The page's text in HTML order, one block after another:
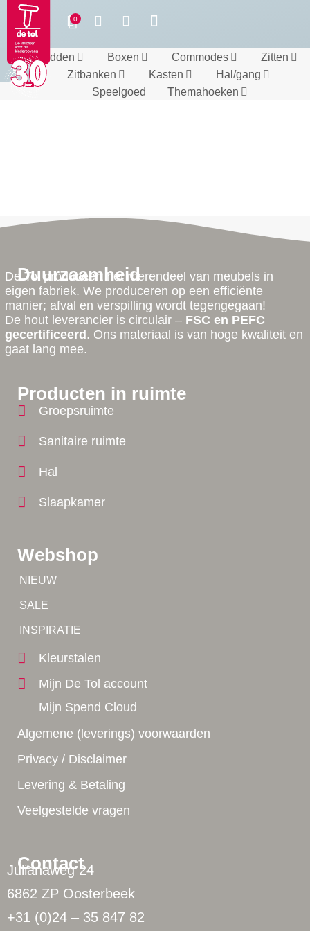
Bedden Boxen Commodes
Zitten
Zitbanken
Kasten
Hal/gang
Speelgoed
Themahoeken
Contact
Julianaweg 24
6862 ZP Oosterbeek
+31 (0)24 – 35 847 82
Webshop
NIEUW
SALE
INSPIRATIE
Kleurstalen
Mijn De Tol account
Mijn Spend Cloud
Algemene (leverings) voorwaarden
Privacy / Disclaimer
Levering & Betaling
Veelgestelde vragen
Producten in ruimte
Groepsruimte
Sanitaire ruimte
Hal
Slaapkamer
Duurzaamheid
De Tol produceert het merendeel van meubels in
eigen fabriek. We produceren op een efficiënte
manier; afval en verspilling wordt tegengegaan!
De hout leverancier is circulair – FSC en PEFC
gecertificeerd . Ons materiaal is van hoge kwaliteit en
gaat lang mee.